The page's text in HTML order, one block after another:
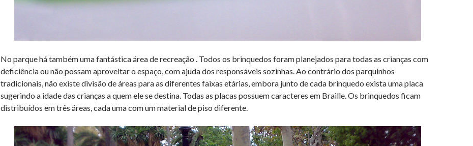
No parque há também uma fantástica área de recreação . Todos os brinquedos foram planejados para todas as crianças com
deficiência ou não possam aproveitar o espaço, com ajuda dos responsáveis sozinhas. Ao contrário dos parquinhos
tradicionais, não existe divisão de áreas para as diferentes faixas etárias, embora junto de cada brinquedo exista uma placa
sugerindo a idade das crianças a quem ele se destina. Todas as placas possuem caracteres em Braille. Os brinquedos ficam
distribuídos em três áreas, cada uma com um material de piso diferente.